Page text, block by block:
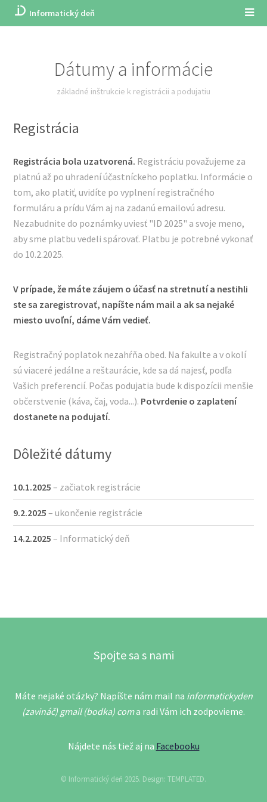
Informatický deň
Dátumy a informácie
základné inštrukcie k registrácii a podujatiu
Registrácia
Registrácia bola uzatvorená. Registráciu považujeme za
platnú až po uhradení účastníckeho poplatku. Informácie o
tom, ako platiť, uvidíte po vyplnení registračného
formuláru a prídu Vám aj na zadanú emailovú adresu.
Nezabudnite do poznámky uviesť "ID 2025" a svoje meno,
aby sme platbu vedeli spárovať. Platbu je potrebné vykonať
do 10.2.2025.
V prípade, že máte záujem o účasť na stretnutí a nestihli
ste sa zaregistrovať, napíšte nám mail a ak sa nejaké
miesto uvoľní, dáme Vám vedieť.
Registračný poplatok nezahŕňa obed. Na fakulte a v okolí
sú viaceré jedálne a reštaurácie, kde sa dá najesť, podľa
Vašich preferencií. Počas podujatia bude k dispozícii menšie
občerstvenie (káva, čaj, voda...). Potvrdenie o zaplatení
dostanete na podujatí.
Dôležité dátumy
10.1.2025 – začiatok registrácie
9.2.2025 – ukončenie registrácie
14.2.2025 – Informatický deň
Spojte sa s nami
Máte nejaké otázky? Napíšte nám mail na informatickyden
(zavináč) gmail (bodka) coma radi Vám ich zodpovieme.
Nájdete nás tiež aj na Facebooku
© Informatický deň 2025. Design: TEMPLATED.